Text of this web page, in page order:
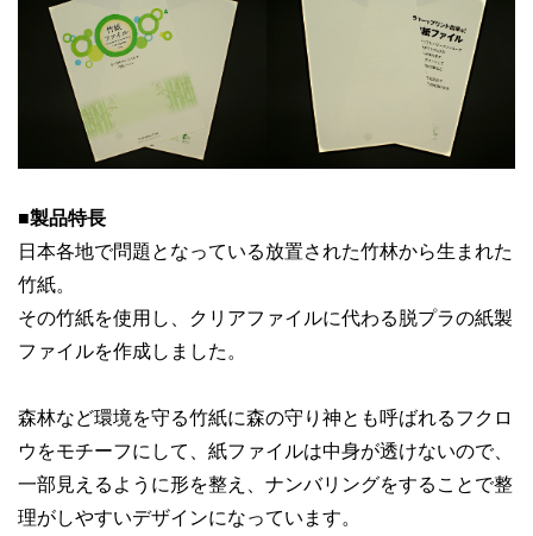
■製品特長
日本各地で問題となっている放置された竹林から生まれた
竹紙。
その竹紙を使用し、クリアファイルに代わる脱プラの紙製
ファイルを作成しました。
森林など環境を守る竹紙に森の守り神とも呼ばれるフクロ
ウをモチーフにして、紙ファイルは中身が透けないので、
一部見えるように形を整え、ナンバリングをすることで整
理がしやすいデザインになっています。